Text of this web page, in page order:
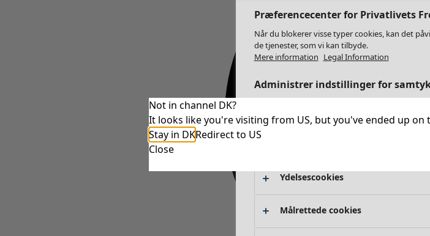
Not in channel DK?
It looks like you're visiting from US, but you've ended up
Stay in DKRedirect to US
Close
Præferencecenter for Privatlivets
Når du blokerer visse typer cookies, kan det
de tjenester, som vi kan tilbyde.
Mere information Legal Information
Administrer indstillinger for
Meget nødvendige cookies
Ydelsescookies
Målrettede cookies